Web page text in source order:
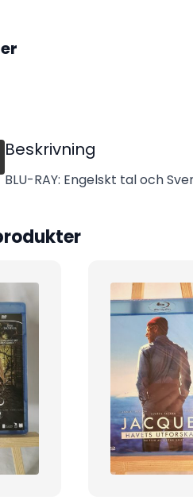
Beskrivning
BLU-RAY: Engelskt tal och